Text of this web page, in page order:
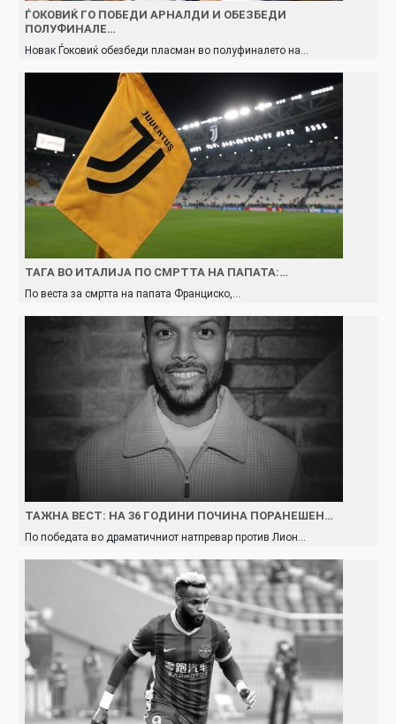
ЃОКОВИЌ ГО ПОБЕДИ АРНАЛДИ И ОБЕЗБЕДИ
ПОЛУФИНАЛЕ…
Новак Ѓоковиќ обезбеди пласман во полуфиналето на…
ТАГА ВО ИТАЛИЈА ПО СМРТТА НА ПАПАТА:…
По веста за смртта на папата Франциско,…
TAЖНА ВЕСТ: НА 36 ГОДИНИ ПОЧИНА ПОРАНЕШЕН…
По победата во драматичниот натпревар против Лион…